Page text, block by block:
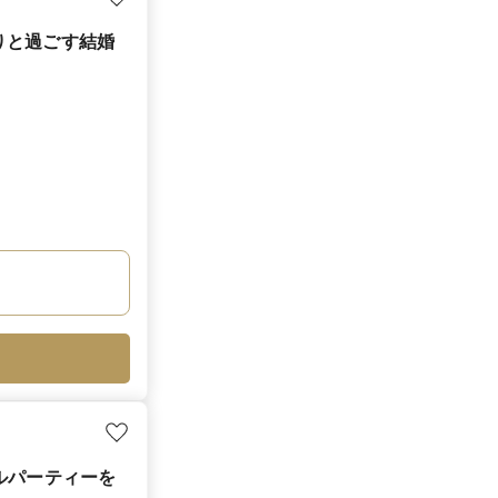
と過ごす結婚
パーティーを